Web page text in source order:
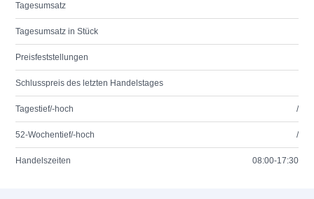
Tagesumsatz
Tagesumsatz in Stück
Preisfeststellungen
Schlusspreis des letzten Handelstages
Tagestief/-hoch /
52-Wochentief/-hoch /
Handelszeiten 08:00-17:30